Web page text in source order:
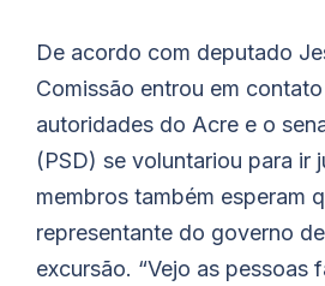
De acordo com deputado
Comissão entrou em
autoridades do Acre e o
(PSD) se voluntariou para ir
membros também esperam
representante do governo
excursão. “Vejo as pessoas